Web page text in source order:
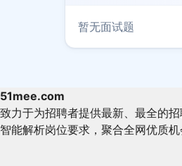
暂无面试题
51mee.com
致力于为招聘者提供最新、最全的
智能解析岗位要求，聚合全网优质机